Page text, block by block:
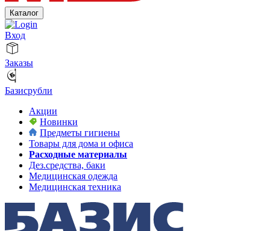
Каталог
Вход
Заказы
Базисрубли
Акции
Новинки
Предметы гигиены
Товары для дома и офиса
Расходные материалы
Дез.средства, баки
Медицинская одежда
Медицинская техника